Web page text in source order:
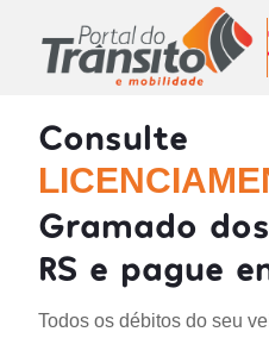
Consulte
Gramado
RS e pague
Todos os débitos do seu